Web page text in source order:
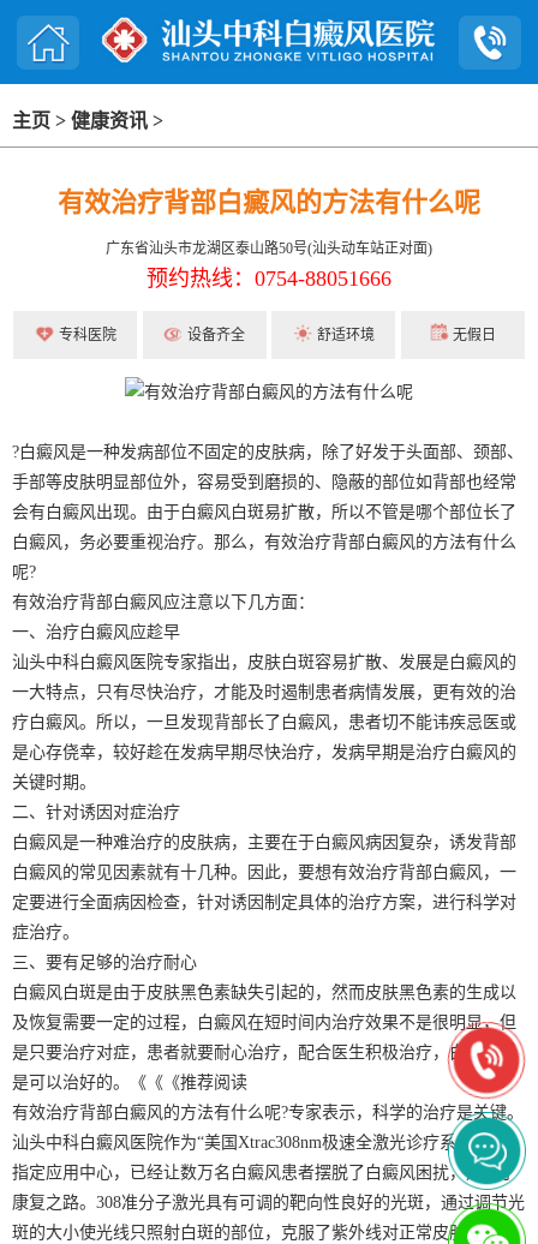
主页 > 健康资讯 >
有效治疗背部白癜风的方法有什么呢
广东省汕头市龙湖区泰山路50号(汕头动车站正对面)
预约热线：0754-88051666
专科医院 设备齐全 舒适环境 无假日
?白癜风是一种发病部位不固定的皮肤病，除了好发于头面部、颈部、
手部等皮肤明显部位外，容易受到磨损的、隐蔽的部位如背部也经常
会有白癜风出现。由于白癜风白斑易扩散，所以不管是哪个部位长了
白癜风，务必要重视治疗。那么，有效治疗背部白癜风的方法有什么
呢?
有效治疗背部白癜风应注意以下几方面：
一、治疗白癜风应趁早
汕头中科白癜风医院专家指出，皮肤白斑容易扩散、发展是白癜风的
一大特点，只有尽快治疗，才能及时遏制患者病情发展，更有效的治
疗白癜风。所以，一旦发现背部长了白癜风，患者切不能讳疾忌医或
是心存侥幸，较好趁在发病早期尽快治疗，发病早期是治疗白癜风的
关键时期。
二、针对诱因对症治疗
白癜风是一种难治疗的皮肤病，主要在于白癜风病因复杂，诱发背部
白癜风的常见因素就有十几种。因此，要想有效治疗背部白癜风，一
定要进行全面病因检查，针对诱因制定具体的治疗方案，进行科学对
症治疗。
三、要有足够的治疗耐心
白癜风白斑是由于皮肤黑色素缺失引起的，然而皮肤黑色素的生成以
及恢复需要一定的过程，白癜风在短时间内治疗效果不是很明显，但
是只要治疗对症，患者就要耐心治疗，配合医生积极治疗，白癜风终
是可以治好的。《《《推荐阅读
有效治疗背部白癜风的方法有什么呢?专家表示，科学的治疗是关键。
汕头中科白癜风医院作为“美国Xtrac308nm极速全激光诊疗系统”临床
指定应用中心，已经让数万名白癜风患者摆脱了白癜风困扰，走上了
康复之路。308准分子激光具有可调的靶向性良好的光斑，通过调节光
斑的大小使光线只照射白斑的部位，克服了紫外线对正常皮肤的不良